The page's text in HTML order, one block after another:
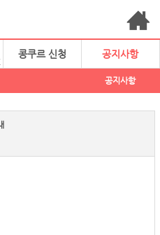
콩쿠르 신청 공지사항
공지사항